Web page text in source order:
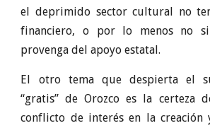
el deprimido sector cultural no
financiero, o por lo menos no
provenga del apoyo estatal.
El otro tema que despierta el
“gratis” de Orozco es la certeza
conflicto de interés en la creación